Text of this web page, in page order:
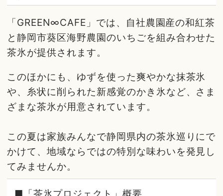
「GREEN∞CAFE」では、自社農園産の和紅茶
と静岡市葵区海野農園のいちごを組み合わせた
茶氷が提供されます。
このほかにも、ゆずを使った爽やかな抹茶氷
や、糸状に削られた新感覚のかき氷など、さま
ざまな茶氷が用意されています。
この夏は家族みんなで静岡県内の茶氷巡りにで
かけて、地域ならではの特別な味わいを発見し
てみませんか。
■「茶氷プロジェクト」概要